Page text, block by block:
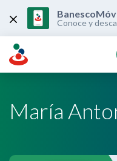
content
Conoce y
María